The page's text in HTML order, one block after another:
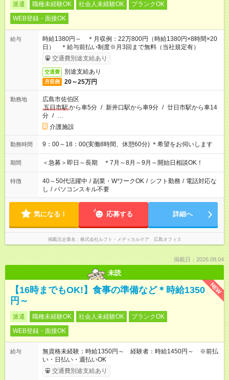
派遣 職種未経験OK 社会人未経験OK
ブランクOK
WEB登録・面接OK
給与
時給1380円～ ＊月収例：22万800円（時給1380円×8時間×20
日） ＊給与前払い制度※月3回まで無料（当社規定有）
交通費別途支給あり
交通費 別途支給あり
月収例 20～25万円
勤務地
広島市佐伯区
五日市駅から車5分 / 新井口駅から車9分 / 廿日市駅から車14
分 / …
介護施設
勤務時間 9：00～18：00(実働8時間、休憩60分) ＊希望をお伺いします
期間 ＜急募＞即日～長期 ＊7月～8月～9月～開始日相談OK！
特徴 40～50代活躍中 / 副業・WワークOK / シフト勤務 / 電話対応な
し / パソコンスキル不要
気になる！ 応募する 詳細へ
掲載元企業名 株式会社ルフト・メディカルケア 広島オフィス
掲載日：2026.08.04
未読
NEW
【16時までもOK!】食事の準備など＊時給1350
円～
派遣 職種未経験OK 社会人未経験OK
ブランクOK
WEB登録・面接OK
給与
無資格未経験：時給1350円～ 経験者：時給1450円～ ※前払
い・日払い・週払いOK
交通費別途支給あり